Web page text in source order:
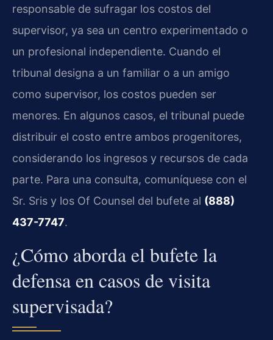
responsable de sufragar los costos del
supervisor, ya sea un centro experimentado o
un profesional independiente. Cuando el
tribunal designa a un familiar o a un amigo
como supervisor, los costos pueden ser
menores. En algunos casos, el tribunal puede
distribuir el costo entre ambos progenitores,
considerando los ingresos y recursos de cada
parte. Para una consulta, comuníquese con el
Sr. Sris y los Of Counsel del bufete al (888)
437-7747.
¿Cómo aborda el bufete la
defensa en casos de visita
supervisada?